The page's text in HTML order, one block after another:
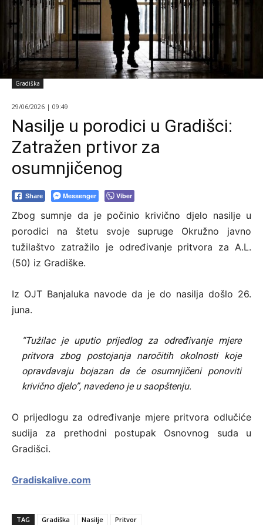
Gradiška
29/06/2026 | 09:49
Nasilje u porodici u Gradišci:
Zatražen prtivor za
osumnjičenog
Share Messenger Viber
Zbog sumnje da je počinio krivično djelo nasilje u
porodici na štetu svoje supruge Okružno javno
tužilaštvo zatražilo je određivanje pritvora za A.L.
(50) iz Gradiške.
Iz OJT Banjaluka navode da je do nasilja došlo 26.
juna.
“Tužilac je uputio prijedlog za određivanje mjere
pritvora zbog postojanja naročitih okolnosti koje
opravdavaju bojazan da će osumnjičeni ponoviti
krivično djelo”, navedeno je u saopštenju.
O prijedlogu za određivanje mjere pritvora odlučiće
sudija za prethodni postupak Osnovnog suda u
Gradišci.
Gradiskalive.com
TAG Gradiška Nasilje Pritvor